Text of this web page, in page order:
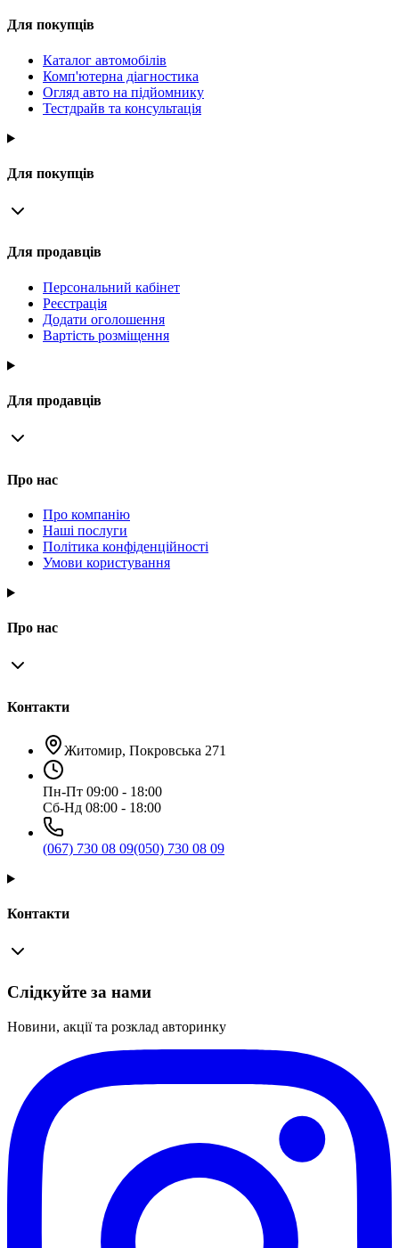
Для покупців
Каталог автомобілів
Комп'ютерна діагностика
Огляд авто на підйомнику
Тестдрайв та консультація
Для покупців
Для продавців
Персональний кабінет
Реєстрація
Додати оголошення
Вартість розміщення
Для продавців
Про нас
Про компанію
Наші послуги
Політика конфіденційності
Умови користування
Про нас
Контакти
Житомир, Покровська 271
Пн-Пт 09:00 - 18:00
Сб-Нд 08:00 - 18:00
(067) 730 08 09(050) 730 08 09
Контакти
Слідкуйте за нами
Новини, акції та розклад авторинку